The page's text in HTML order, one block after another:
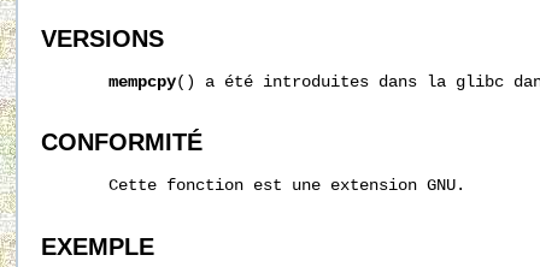
VERSIONS
mempcpy() a été introduites dans la glibc
CONFORMITÉ
       Cette fonction est une extension GNU.
EXEMPLE